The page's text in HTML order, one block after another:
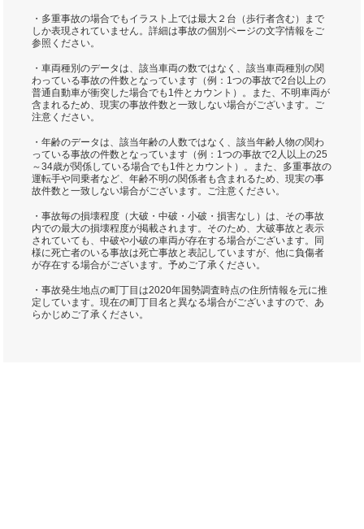
・多重事故の場合でもイラスト上では最大２台（歩行者含む）まで
しか表現されていません。詳細は事故の個別ページの文字情報をご
参照ください。
・車両種別のデータは、該当車両の数ではなく、該当車両種別の関
わっている事故の件数となっています（例：1つの事故で2台以上の
普通自動車が衝突した場合でも1件とカウント）。また、不明車両が
含まれるため、現実の事故件数と一致しない場合がございます。ご
注意ください。
・年齢のデータは、該当年齢の人数ではなく、該当年齢人物の関わ
っている事故の件数となっています（例：1つの事故で2人以上の25
～34歳が関係している場合でも1件とカウント）。また、多重事故の
運転手や同乗者など、年齢不明の関係者も含まれるため、現実の事
故件数と一致しない場合がございます。ご注意ください。
・事故毎の損壊程度（大破・中破・小破・損害なし）は、その事故
内での最大の損壊程度が掲載されます。そのため、大破事故と表示
されていても、中破や小破の車両が存在する場合がございます。同
様に死亡者のいる事故は死亡事故と表記していますが、他に負傷者
が存在する場合がございます。予めご了承ください。
・事故発生地点の町丁目は2020年国勢調査時点の住所情報を元に推
定しています。現在の町丁目名と異なる場合がございますので、あ
らかじめご了承ください。